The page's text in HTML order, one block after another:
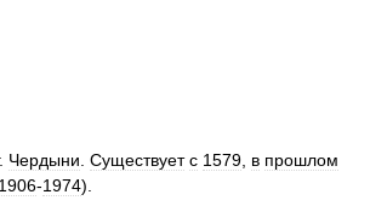
. Чердыни Существует с 1579 в прошлом
1906-1974).